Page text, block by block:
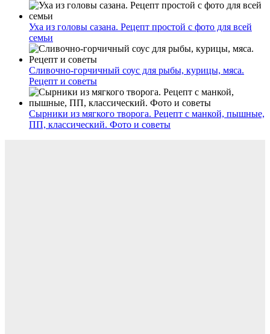
Уха из головы сазана. Рецепт простой с фото для всей
семьи
Сливочно-горчичный соус для рыбы, курицы, мяса.
Рецепт и советы
Сырники из мягкого творога. Рецепт с манкой, пышные,
ПП, классический. Фото и советы